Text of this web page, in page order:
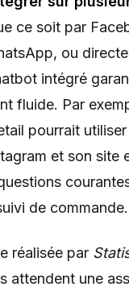
ce soit par
ou
intégré
fluide. Par
pourrait
et son site
de commande.
réalisée par
attendent une